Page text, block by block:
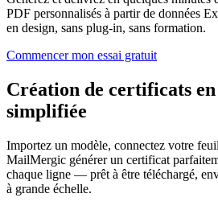
PDF personnalisés à partir de données
en design, sans plug-in, sans formation.
Commencer mon essai gratuit
Création de certificats en
simplifiée
Importez un modèle, connectez votre
MailMergic générer un certificat
chaque ligne — prêt à être téléchargé,
à grande échelle.